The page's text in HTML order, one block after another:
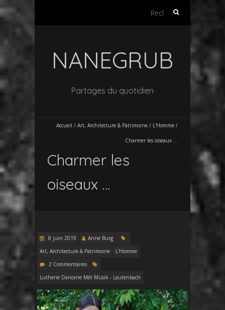
Rechercher :
NANEGRUB
Partages du quotidien
Accueil / Art, Architecture & Patrimoine / L'Homme /
Charmer les oiseaux …
Charmer les
oiseaux …
8 juin 2019
Anne Burg
Art, Architecture & Patrimoine
L'Homme
2 Commentaires
Lutherie Dancerie Mét Müsik - Lautenbach